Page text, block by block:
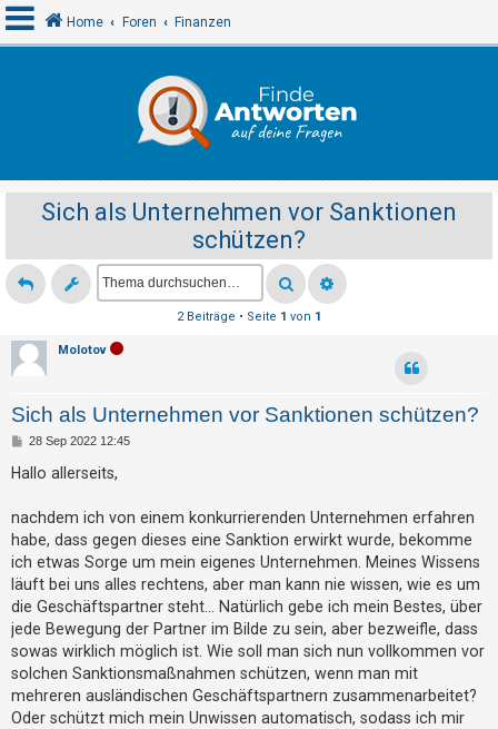
e
e
n
e
g
s
t
r
i
e
r
e
n
Home Foren Finanzen
Sich als Unternehmen vor Sanktionen
schützen?
2 Beiträge • Seite 1 von 1
Molotov
Sich als Unternehmen vor Sanktionen schützen?
B
i
t
a
g
28 Sep 2022 12:45
Hallo allerseits,
nachdem ich von einem konkurrierenden Unternehmen erfahren
habe, dass gegen dieses eine Sanktion erwirkt wurde, bekomme
ich etwas Sorge um mein eigenes Unternehmen. Meines Wissens
läuft bei uns alles rechtens, aber man kann nie wissen, wie es um
die Geschäftspartner steht... Natürlich gebe ich mein Bestes, über
jede Bewegung der Partner im Bilde zu sein, aber bezweifle, dass
sowas wirklich möglich ist. Wie soll man sich nun vollkommen vor
solchen Sanktionsmaßnahmen schützen, wenn man mit
mehreren ausländischen Geschäftspartnern zusammenarbeitet?
Oder schützt mich mein Unwissen automatisch, sodass ich mir